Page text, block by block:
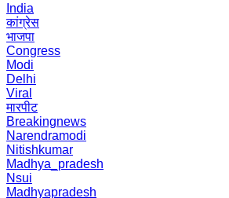
India
कांग्रेस
भाजपा
Congress
Modi
Delhi
Viral
मारपीट
Breakingnews
Narendramodi
Nitishkumar
Madhya_pradesh
Nsui
Madhyapradesh